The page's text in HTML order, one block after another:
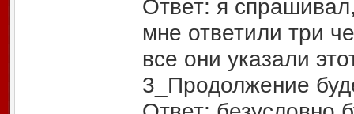
Ответ: я
мне ответили три
все они указали
3_Продолжение